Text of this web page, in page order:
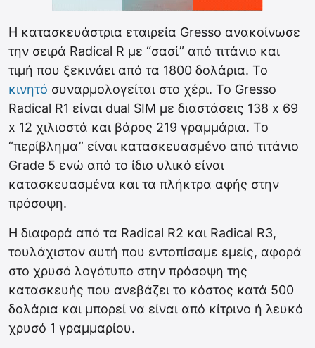
Η κατασκευάστρια εταιρεία Gresso ανακοίνωσε
την σειρά Radical R με “σασί” από τιτάνιο και
τιμή που ξεκινάει από τα 1800 δολάρια. Το
κινητό συναρμολογείται στο χέρι. Το Gresso
Radical R1 είναι dual SIM με διαστάσεις 138 х 69
х 12 χιλιοστά και βάρος 219 γραμμάρια. Το
“περίβλημα” είναι κατασκευασμένο από τιτάνιο
Grade 5 ενώ από το ίδιο υλικό είναι
κατασκευασμένα και τα πλήκτρα αφής στην
πρόσοψη.
Η διαφορά από τα Radical R2 και Radical R3,
τουλάχιστον αυτή που εντοπίσαμε εμείς, αφορά
στο χρυσό λογότυπο στην πρόσοψη της
κατασκευής που ανεβάζει το κόστος κατά 500
δολάρια και μπορεί να είναι από κίτρινο ή λευκό
χρυσό 1 γραμμαρίου.